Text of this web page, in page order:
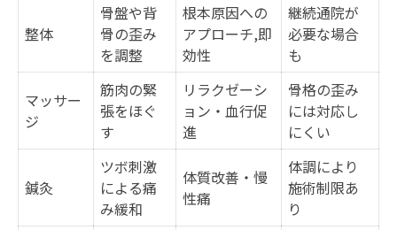
整体
骨盤や背
骨の歪み
を調整
根本原因への
アプローチ,即
効性
継続通院が
必要な場合
も
マッサー
ジ
筋肉の緊
張をほぐ
す
リラクゼーシ
ョン・血行促
進
骨格の歪み
には対応し
にくい
鍼灸
ツボ刺激
による痛
み緩和
体質改善・慢
性痛
体調により
施術制限あ
り